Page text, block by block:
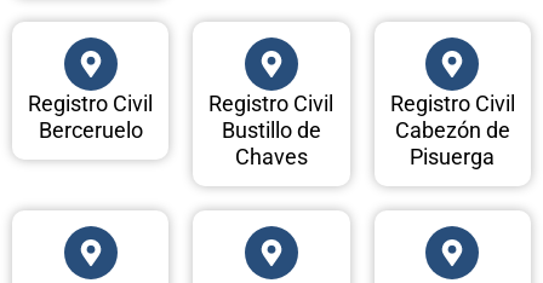
Registro Civil
Berceruelo
Registro Civil
Bustillo de
Chaves
Registro Civil
Cabezón de
Pisuerga